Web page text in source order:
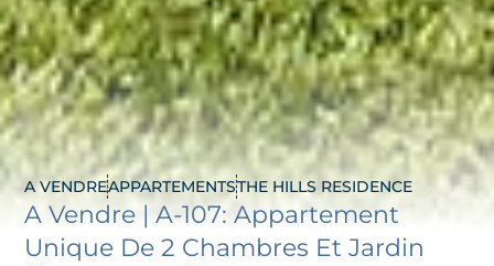
A Vendre | A-107: Appartement
Unique De 2 Chambres Et Jardin
A VENDREAPPARTEMENTSTHE HILLS RESIDENCE